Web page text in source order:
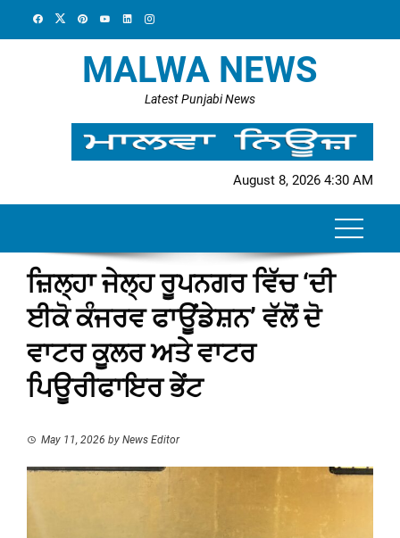
MALWA NEWS
Latest Punjabi News
August 8, 2026 4:30 AM
ਜ਼ਿਲ੍ਹਾ ਜੇਲ੍ਹ ਰੂਪਨਗਰ ਵਿੱਚ ‘ਦੀ
ਈਕੋ ਕੰਜਰਵ ਫਾਊਂਡੇਸ਼ਨ’ ਵੱਲੋਂ ਦੋ
ਵਾਟਰ ਕੂਲਰ ਅਤੇ ਵਾਟਰ
ਪਿਊਰੀਫਾਇਰ ਭੇਂਟ
May 11, 2026 by News Editor